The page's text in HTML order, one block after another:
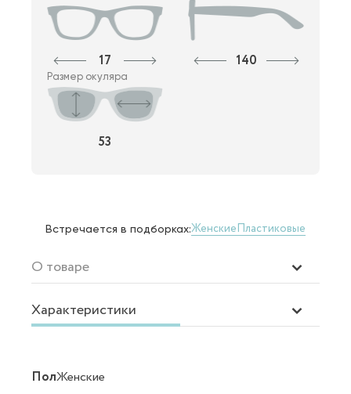
17 140
Размер окуляра
53
Встречается в подборках:ЖенскиеПластиковые
О товаре
Характеристики
ПолЖенские